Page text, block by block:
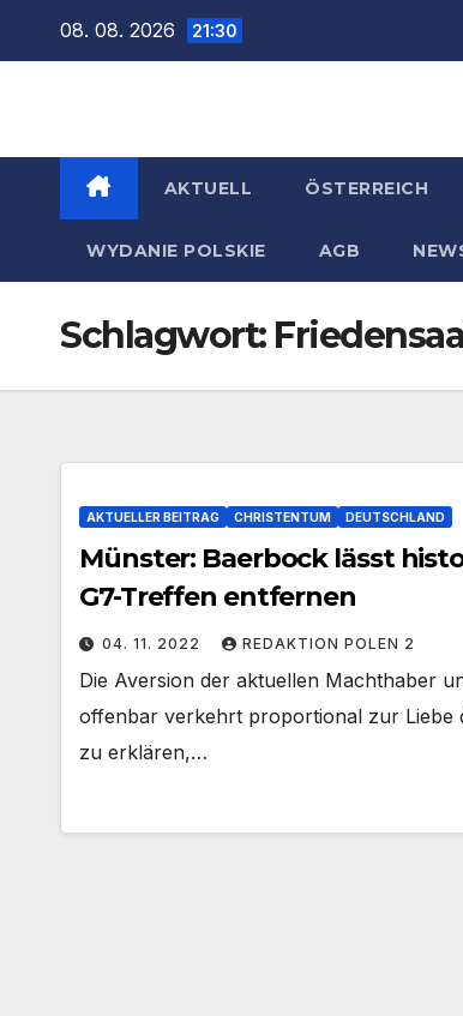
08. 08. 2026 21:30
AKTUELL ÖSTERREICH
WYDANIE POLSKIE AGB
Schlagwort:
AKTUELLER BEITRAG CHRISTENTUM DEUTSCHLAND
Münster: Baerbock lässt
G7-Treffen entfernen
04. 11. 2022 REDAKTION POLEN 2
Die Aversion der aktuellen Machthaber
offenbar verkehrt proportional zur Liebe
zu erklären,…